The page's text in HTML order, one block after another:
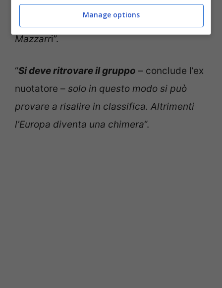
che a questo punto l’allenatore era il male
minore. Anzi, Garcia ha fatto meglio di
Mazzarri”.
“Si deve ritrovare il gruppo – conclude l’ex
nuotatore – solo in questo modo si può
provare a risalire in classifica. Altrimenti
l’Europa diventa una chimera“.
Manage options